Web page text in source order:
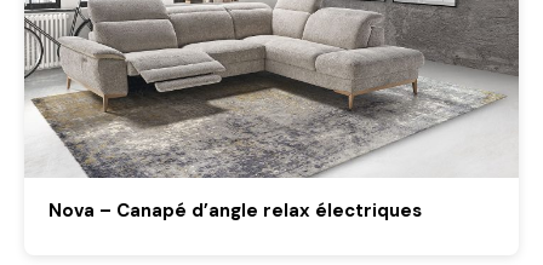
Nova – Canapé d’angle relax électriques